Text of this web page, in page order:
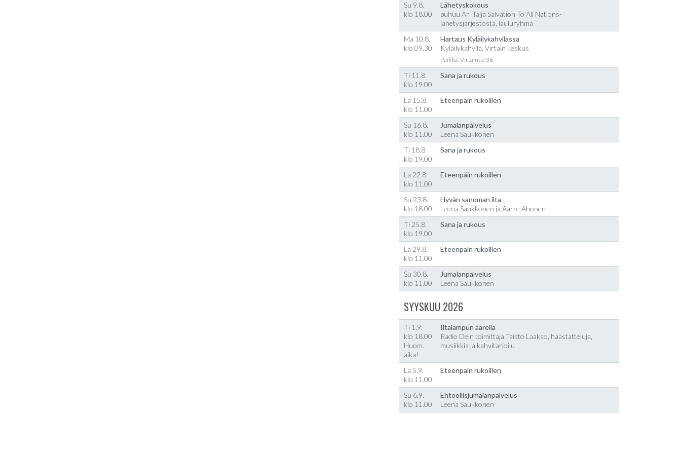
Su 9.8.
klo 18.00
Lähetyskokous
puhuu Ari Talja Salvation To All Nations-
lähetysjärjestöstä, lauluryhmä
Ma 10.8.
klo 09.30
Hartaus Kyläilykahvilassa
Kyläilykahvila, Virtain keskus
Paikka: Virtaintie 36
Ti 11.8.
klo 19.00
Sana ja rukous
La 15.8.
klo 11.00
Eteenpäin rukoillen
Su 16.8.
klo 11.00
Jumalanpalvelus
Leena Saukkonen
Ti 18.8.
klo 19.00
Sana ja rukous
La 22.8.
klo 11.00
Eteenpäin rukoillen
Su 23.8.
klo 18.00
Hyvän sanoman ilta
Leena Saukkonen ja Aarre Ahonen
Ti 25.8.
klo 19.00
Sana ja rukous
La 29.8.
klo 11.00
Eteenpäin rukoillen
Su 30.8.
klo 11.00
Jumalanpalvelus
Leena Saukkonen
SYYSKUU 2026
Ti 1.9.
klo 18.00
Huom.
aika!
Iltalampun äärellä
Radio Dein toimittaja Taisto Laakso, haastatteluja,
musiikkia ja kahvitarjoilu
La 5.9.
klo 11.00
Eteenpäin rukoillen
Su 6.9.
klo 11.00
Ehtoollisjumalanpalvelus
Leena Saukkonen